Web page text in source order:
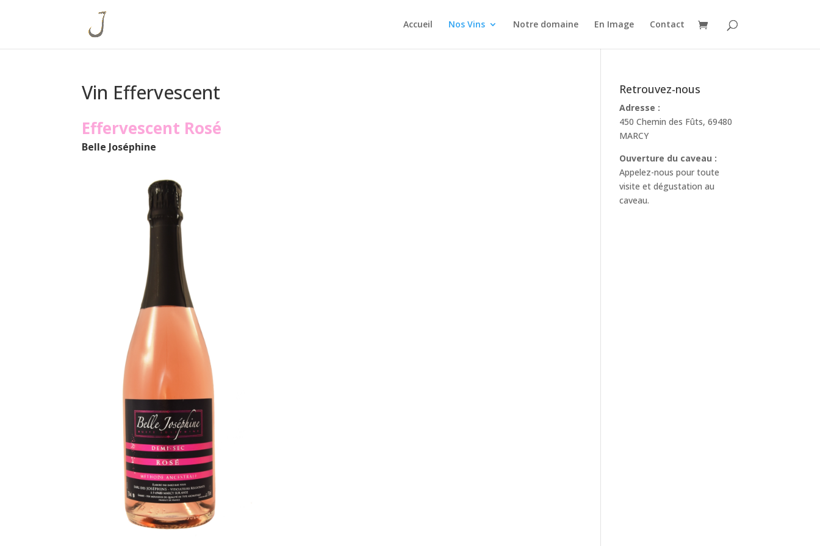
Accueil Nos Vins Notre domaine En Image Contact
Vin Effervescent
Effervescent Rosé
Belle Joséphine
Retrouvez-nous
Adresse :
450 Chemin des Fûts, 69480
MARCY
Ouverture du caveau :
Appelez-nous pour toute
visite et dégustation au
caveau.